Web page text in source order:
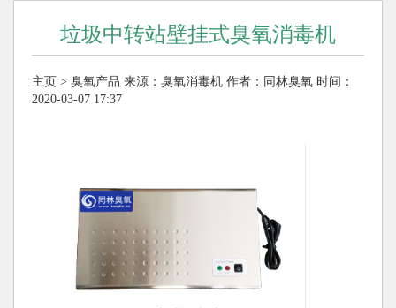
垃圾中转站壁挂式臭氧消毒机
主页 > 臭氧产品 来源： 臭氧消毒机 作者：同林臭氧 时间：
2020-03-07 17:37